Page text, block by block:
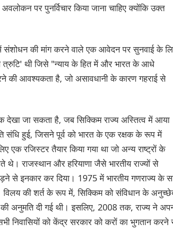
पर पुनर्विचार किया जाना चाहिए क्योंकि उक्त
में संशोधन की मांग करने वाले एक आवेदन पर सुनवाई के
त्रुटि' थी जिसे "न्याय के हित में और भारत के आधे
की आवश्यकता है, जो असावधानी के कारण गहराई से
देखा जा सकता है, जब सिक्किम राज्य अस्तित्व में आया
हुई, जिसने पूर्व को भारत के एक रक्षक के रूप में
एक रजिस्टर तैयार किया गया था जो अन्य राष्ट्रों के
थे। राजस्थान और हरियाणा जैसे भारतीय राज्यों से
से इनकार कर दिया। 1975 में भारतीय गणराज्य के
विलय की शर्त के रूप में, सिक्किम को संविधान के
अनुमति दी गई थी। इसलिए, 2008 तक, राज्य ने
निवासियों को केंद्र सरकार को करों का भुगतान करने